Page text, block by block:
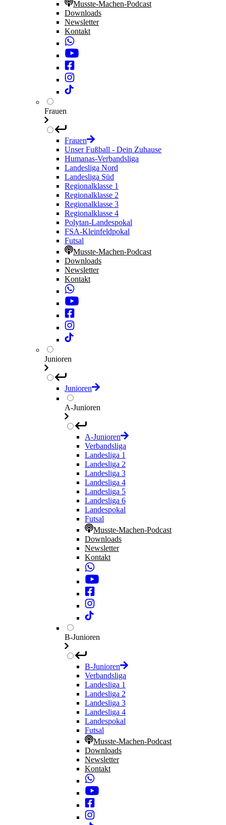
Musste-Machen-Podcast
Downloads
Newsletter
Kontakt
Frauen
Frauen
Unser Fußball - Dein Zuhause
Humanas-Verbandsliga
Landesliga Nord
Landesliga Süd
Regionalklasse 1
Regionalklasse 2
Regionalklasse 3
Regionalklasse 4
Polytan-Landespokal
FSA-Kleinfeldpokal
Futsal
Musste-Machen-Podcast
Downloads
Newsletter
Kontakt
Junioren
Junioren
A-Junioren
A-Junioren
Verbandsliga
Landesliga 1
Landesliga 2
Landesliga 3
Landesliga 4
Landesliga 5
Landesliga 6
Landespokal
Futsal
Musste-Machen-Podcast
Downloads
Newsletter
Kontakt
B-Junioren
B-Junioren
Verbandsliga
Landesliga 1
Landesliga 2
Landesliga 3
Landesliga 4
Landespokal
Futsal
Musste-Machen-Podcast
Downloads
Newsletter
Kontakt